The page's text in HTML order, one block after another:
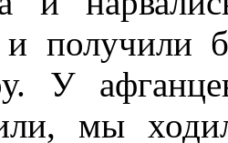
и получили
У
мы